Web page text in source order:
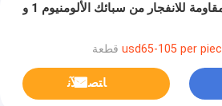
منطقة مروحة العادم المقاومة للانفجار من سبائك الألومنيوم 1 و
ﺎﺘﺼﻟ ﺍﻶﻧ